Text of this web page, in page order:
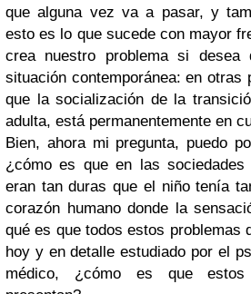
que alguna vez va a pasar, y
esto es lo que sucede con mayor
crea nuestro problema si
situación contemporánea: en otras
que la socialización de la
adulta, está permanentemente en
Bien, ahora mi pregunta, puedo
¿cómo es que en las sociedades
eran tan duras que el niño tenía
corazón humano donde la
qué es que todos estos problemas
hoy y en detalle estudiado por el
médico, ¿cómo es que